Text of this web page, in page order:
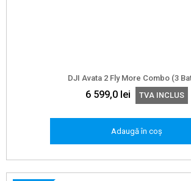
DJI Avata 2 Fly More Combo (3
6 599,0 lei TVA INCLUS
Adaugă în coș